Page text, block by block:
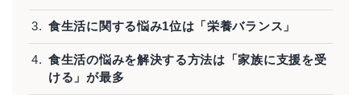
食生活に関する悩み1位は「栄養バランス」
食生活の悩みを解決する方法は「家族に支援を受
ける」が最多